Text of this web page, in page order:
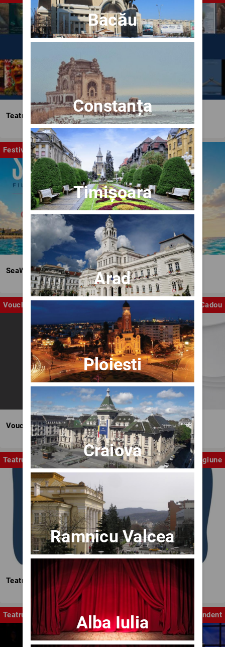
Teatrul Bulandra
Festival
SeaWave Film & Arts Festival editia IV
Voucher Cadou
Voucher BILET.ro
Teatrul Mic Stagiune
Teatrul Mic - Stagiunea 2025-2026
Teatru Independent
Bacău
Constanța
Timișoara
Arad
Ploiesti
Craiova
Ramnicu Valcea
Alba Iulia